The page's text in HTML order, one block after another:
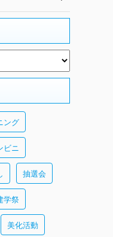
ング
ビニ
抽選会
学祭
美化活動